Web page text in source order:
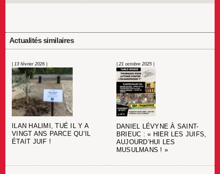
Actualités similaires
| 13 février 2026 |
ILAN HALIMI, TUÉ IL Y A
VINGT ANS PARCE QU’IL
ÉTAIT JUIF !
| 21 octobre 2025 |
DANIEL LÉVYNE À SAINT-
BRIEUC : « HIER LES JUIFS,
AUJOURD’HUI LES
MUSULMANS ! »